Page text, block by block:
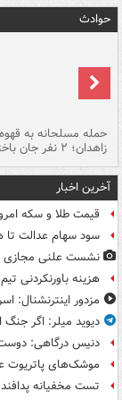
حوادث
حمله مسلحانه به
زاهدان؛ ۲ نفر جان باختند
آخرین اخبار
قیمت طلا و سکه امروز یکشنبه
سود سهام عدالت تا
نشست علنی مجازی ۱۸ مرداد ماه مجلس
هزینه باورنکردنی
مزدور اینترنشنال:
دیوید میلر: اگر
دنیس درگاهی: دوست
موشک‌های پاتریوت
تست مخفیانه